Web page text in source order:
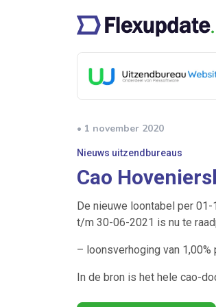
• 1 november 2020
Nieuws uitzendbureaus
Cao
De nieuwe loontabel per
t/m 30-06-2021 is nu te
– loonsverhoging van
In de bron is het hele cao-